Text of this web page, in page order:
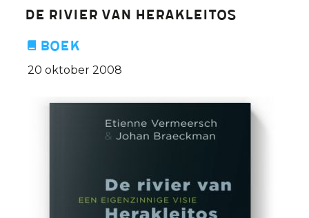
'De
Jonathan
De Rivier van Herakleitos
Boek
20 oktober 2008